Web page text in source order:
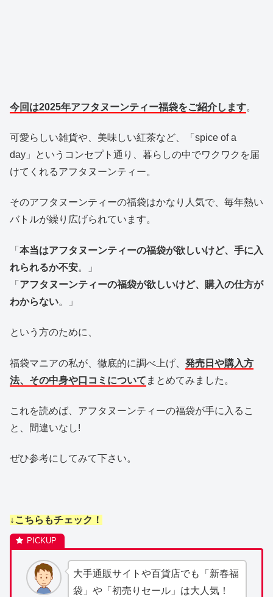
今回は2025年アフタヌーンティー福袋をご紹介します。
可愛らしい雑貨や、美味しい紅茶など、「spice of a
day」というコンセプト通り、暮らしの中でワクワクを届
けてくれるアフタヌーンティー。
そのアフタヌーンティーの福袋はかなり人気で、毎年熱い
バトルが繰り広げられています。
「 本当はアフタヌーンティーの福袋が欲しいけど、手に入
れられるか不安。」
「 アフタヌーンティーの福袋が欲しいけど、購入の仕方が
わからない。」
という方のために、
福袋マニアの私が、徹底的に調べ上げ、 発売日や購入方
法、その中身や口コミについて まとめてみました。
これを読めば、アフタヌーンティーの福袋が手に入るこ
と、間違いなし!
ぜひ参考にしてみて下さい。
↓こちらもチェック！
大手通販サイトや百貨店でも「新春福
袋」や「初売りセール」は大人気！